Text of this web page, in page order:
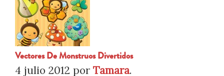
Vectores De Monstruos Divertidos
4 julio 2012 por Tamara.